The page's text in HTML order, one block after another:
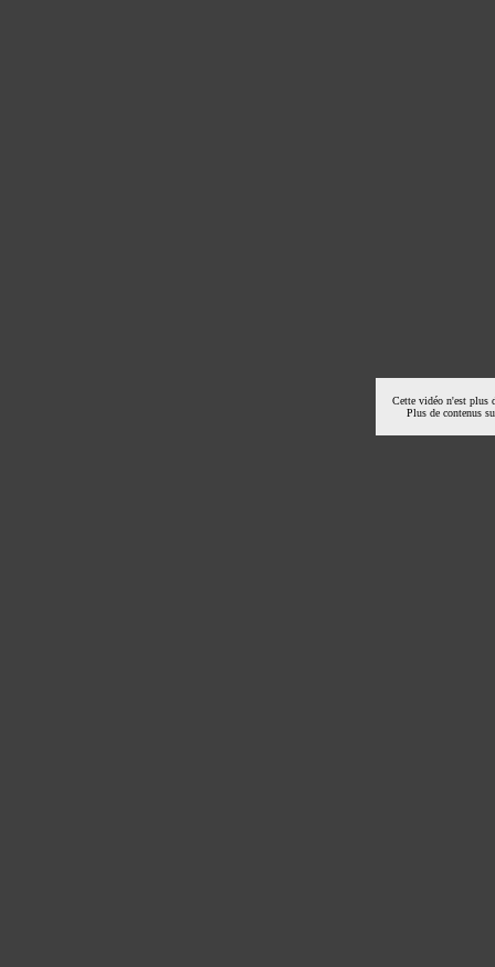
Cette vidéo n'est plus
Plus de contenus